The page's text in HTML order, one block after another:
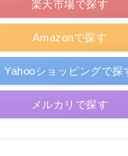
Amazonで探す
楽天市場で探す
Yahooショッピングで探
メルカリで探す